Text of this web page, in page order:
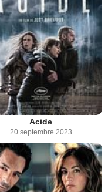
Acide
20 septembre 2023